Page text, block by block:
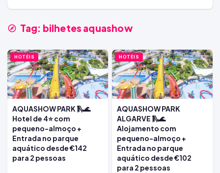
Tag: bilhetes aquashow
HOTÉIS
AQUASHOW PARK 🛝🌊
Hotel de 4⭐ com
pequeno-almoço +
Entrada no parque
aquático desde €142
para 2 pessoas
HOTÉIS
AQUASHOW PARK
ALGARVE 🛝🌊
Alojamento com
pequeno-almoço +
Entrada no parque
aquático desde €102
para 2 pessoas